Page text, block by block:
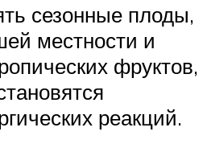
сезонные плоды,
местности и
фруктов,
реакций.